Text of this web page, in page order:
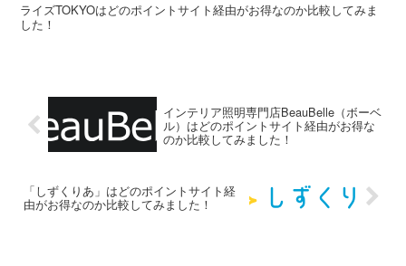
ライズTOKYOはどのポイントサイト経由がお得なのか比較してみま
した！
インテリア照明専門店BeauBelle（ボーベ
ル）はどのポイントサイト経由がお得な
のか比較してみました！
「しずくりあ」はどのポイントサイト経
由がお得なのか比較してみました！